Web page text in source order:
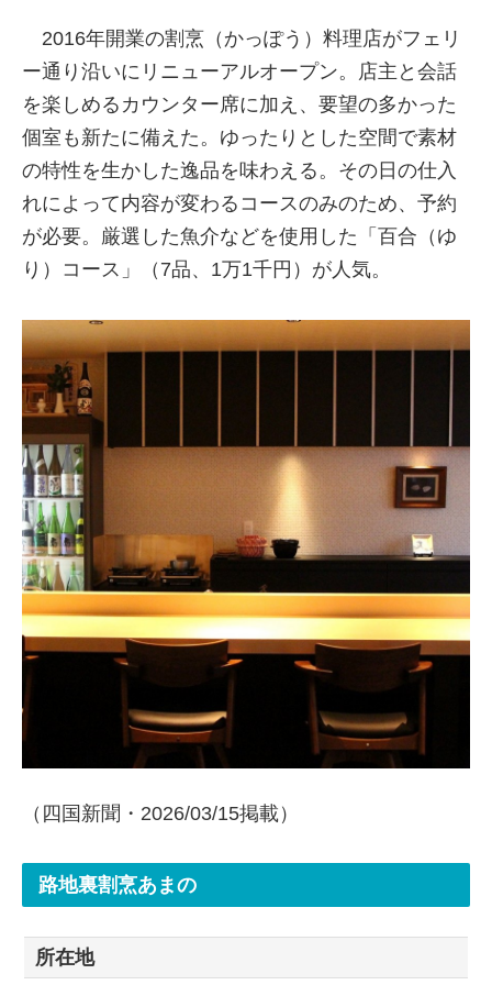
2016年開業の割烹（かっぽう）料理店がフェリ
ー通り沿いにリニューアルオープン。店主と会話
を楽しめるカウンター席に加え、要望の多かった
個室も新たに備えた。ゆったりとした空間で素材
の特性を生かした逸品を味わえる。その日の仕入
れによって内容が変わるコースのみのため、予約
が必要。厳選した魚介などを使用した「百合（ゆ
り）コース」（7品、1万1千円）が人気。
（四国新聞・2026/03/15掲載）
路地裏割烹あまの
所在地